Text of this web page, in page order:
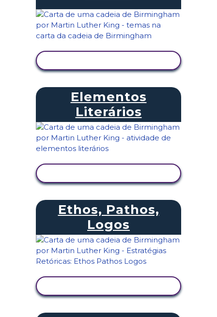
Elementos
Literários
Ethos, Pathos,
Logos